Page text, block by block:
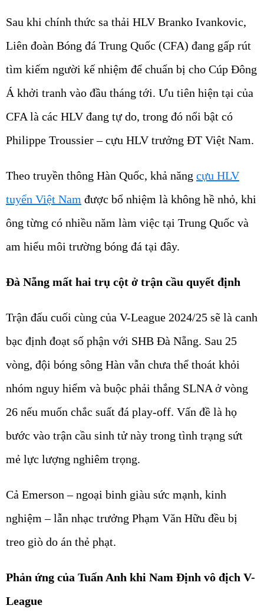
Sau khi chính thức sa thải HLV Branko Ivankovic,
Liên đoàn Bóng đá Trung Quốc (CFA) đang gấp rút
tìm kiếm người kế nhiệm để chuẩn bị cho Cúp Đông
Á khởi tranh vào đầu tháng tới. Ưu tiên hiện tại của
CFA là các HLV đang tự do, trong đó nổi bật có
Philippe Troussier – cựu HLV trưởng ĐT Việt Nam.
Theo truyền thông Hàn Quốc, khả năng cựu HLV
tuyển Việt Nam được bổ nhiệm là không hề nhỏ, khi
ông từng có nhiều năm làm việc tại Trung Quốc và
am hiểu môi trường bóng đá tại đây.
Đà Nẵng mất hai trụ cột ở trận cầu quyết định
Trận đấu cuối cùng của V-League 2024/25 sẽ là canh
bạc định đoạt số phận với SHB Đà Nẵng. Sau 25
vòng, đội bóng sông Hàn vẫn chưa thể thoát khỏi
nhóm nguy hiểm và buộc phải thắng SLNA ở vòng
26 nếu muốn chắc suất đá play-off. Vấn đề là họ
bước vào trận cầu sinh tử này trong tình trạng sứt
mẻ lực lượng nghiêm trọng.
Cả Emerson – ngoại binh giàu sức mạnh, kinh
nghiệm – lẫn nhạc trưởng Phạm Văn Hữu đều bị
treo giò do án thẻ phạt.
Phản ứng của Tuấn Anh khi Nam Định vô địch V-
League